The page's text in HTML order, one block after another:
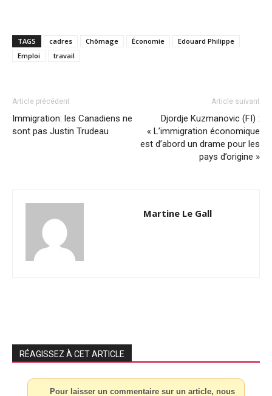
TAGS cadres Chômage Économie
Edouard Philippe
Emploi
travail
Article précédent
Immigration: les Canadiens ne
sont pas Justin Trudeau
Article suivant
Djordje Kuzmanovic (FI) :
« L’immigration économique
est d’abord un drame pour les
pays d’origine »
Martine Le Gall
RÉAGISSEZ À CET ARTICLE
Pour laisser un commentaire sur un article, nous